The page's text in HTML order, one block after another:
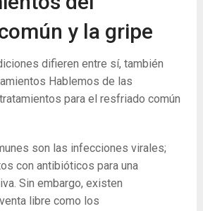
y la gripe
difieren entre sí, también
Hablemos de las
para el resfriado común
son las infecciones virales;
con antibióticos para una
Sin embargo, existen
libre como los